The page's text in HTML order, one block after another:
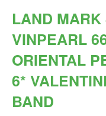
LAND MARK
VINPEARL
ORIENTAL
6*
BAND